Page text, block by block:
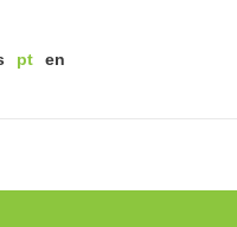
pt en